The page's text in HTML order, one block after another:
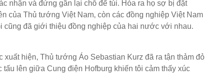
nhận và đứng gần lại chỗ để túi. Hóa ra họ sợ bị đặt
của Thủ tướng Việt Nam, còn các đồng nghiệp Việt Nam
cũng đã giới thiệu đồng nghiệp của hai nước với nhau.
hiện, Thủ tướng Áo Sebastian Kurz đã ra tận thảm đỏ
lên giữa Cung điện Hofburg khiến tôi cảm thấy xúc